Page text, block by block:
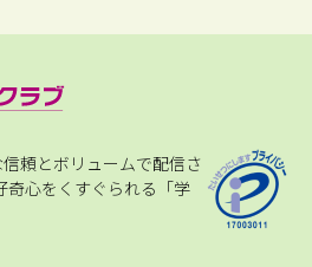
頼とボリュームで配信さ
奇心をくすぐられる「学